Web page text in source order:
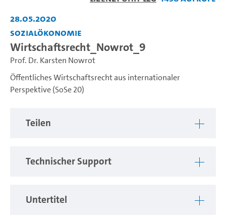
28.05.2020
Sozialökonomie
Wirtschaftsrecht_Nowrot_9
Prof. Dr. Karsten Nowrot
Öffentliches Wirtschaftsrecht aus internationaler
Perspektive (SoSe 20)
Teilen
Technischer Support
Untertitel